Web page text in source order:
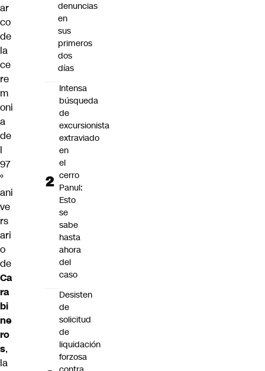
ar
co
de
la
ce
re
m
oni
a
de
l
97
°
ani
ve
rs
ari
o
de
Ca
ra
bi
ne
ro
s,
la
denuncias
en
sus
primeros
dos
días
Intensa
búsqueda
de
excursionista
extraviado
en
el
cerro
Panul:
Esto
se
sabe
hasta
ahora
del
caso
Desisten
de
solicitud
de
liquidación
forzosa